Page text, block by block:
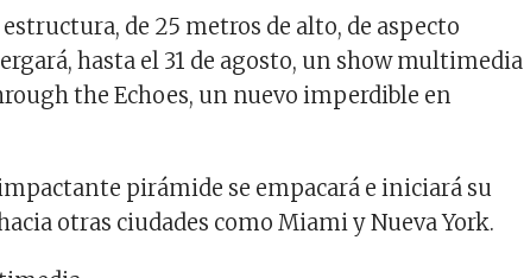
de 25 metros de alto, de aspecto
hasta el 31 de agosto, un show multimedia
the Echoes, un nuevo imperdible en
pirámide se empacará e iniciará su
otras ciudades como Miami y Nueva York.